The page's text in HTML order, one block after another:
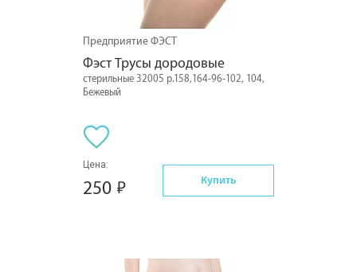
Предприятие ФЭСТ
Фэст Трусы дородовые
стерильные 32005 р.158,164-96-102, 104,
Бежевый
Цена:
250 Купить